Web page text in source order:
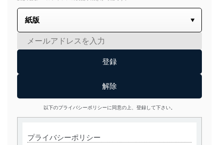
以下のプライバシーポリシーに同意の上、登録して下さい。
プライバシーポリシー